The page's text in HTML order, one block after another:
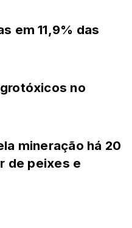
em 11,9% das
no
mineração há 20
de peixes e